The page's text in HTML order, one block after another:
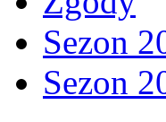
Sezon
Sezon